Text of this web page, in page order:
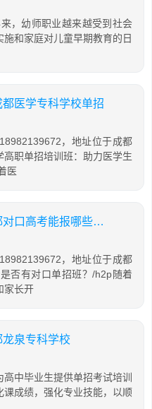
，幼师职业越来越受到社会
和家庭对儿童早期教育的日
医学专科学校单招
，地址位于成都
职单招培训班：助力医学生
医
成都有对口单招班吗吗，成都对口高考能报哪些专科学校
，地址位于成都
否有对口单招班？/h2p随着
家长开
泉专科学校
中毕业生提供单招考试培训
成绩，强化专业技能，以顺